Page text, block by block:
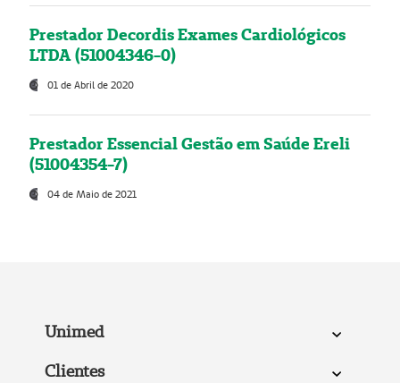
Prestador Decordis Exames Cardiológicos
LTDA (51004346-0)
01 de Abril de 2020
Prestador Essencial Gestão em Saúde Ereli
(51004354-7)
04 de Maio de 2021
Unimed
Clientes